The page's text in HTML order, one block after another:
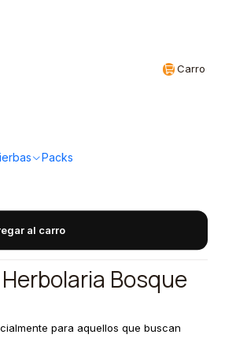
Carro
Packs
al carro
Bosque
para aquellos que buscan